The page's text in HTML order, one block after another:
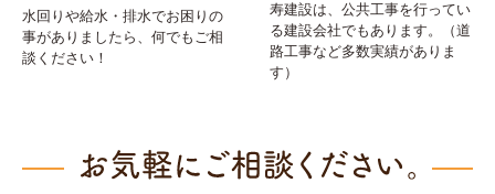
水回りや給水・排水でお困りの
事がありましたら、何でもご相
談ください！
寿建設は、公共工事を行ってい
る建設会社でもあります。（道
路工事など多数実績がありま
す）